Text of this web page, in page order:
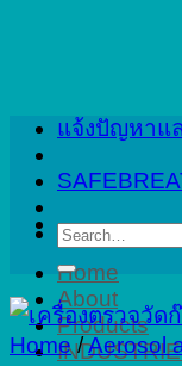
Home
About
Products
แจ้งปัญหาแ
Search
Home /Aerosol